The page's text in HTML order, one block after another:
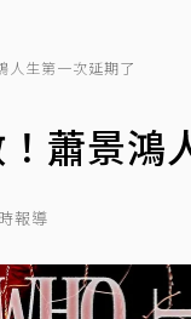
人生第一次延期了
蕭景鴻
報導